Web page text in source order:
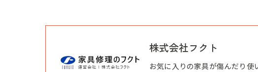
株式会社フクト
お気に入りの家具が傷んだり